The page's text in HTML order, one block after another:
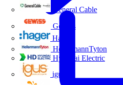
General Cable
Gewiss
Hager
HellermannTyton
Hyundai Electric
igus